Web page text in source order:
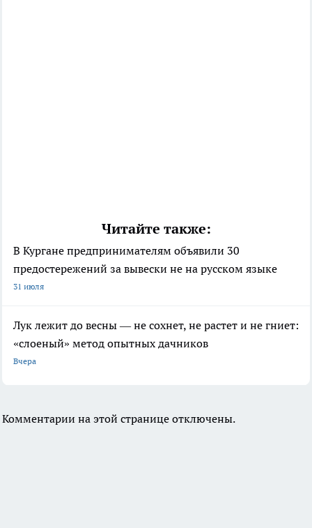
Читайте также:
В Кургане предпринимателям объявили 30
предостережений за вывески не на русском языке
31 июля
Лук лежит до весны — не сохнет, не растет и не гниет:
«слоеный» метод опытных дачников
Вчера
Комментарии на этой странице отключены.